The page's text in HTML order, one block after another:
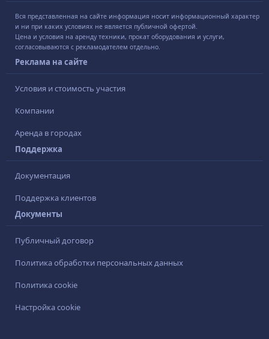
Вся представленная на сайте информация носит информационный характер
и ни при каких условиях не является публичной офертой.
Цена и условия на аренду техники, прокат оборудования и услуги,
согласовываются с рекламодателем отдельно.
Реклама на сайте
Условия и стоимость участия
Компании
Аренда в городах
Поддержка
Документация
Поддержка клиентов
Документы
Публичный договор
Политика обработки персональных данных
Политика cookie
Настройка cookie